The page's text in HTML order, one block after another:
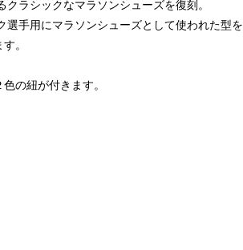
クラシックなマラソンシューズを復刻。
選手用にマラソンシューズとして使われた型を
。
の紐が付きます。